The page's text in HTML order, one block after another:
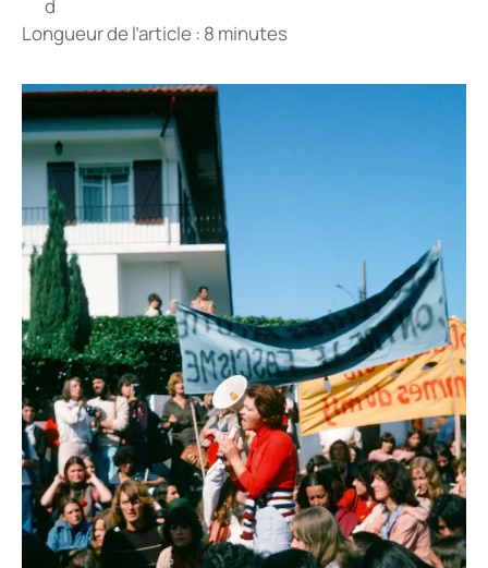
Longueur de l’article : 8 minutes